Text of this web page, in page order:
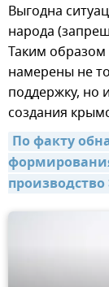
Выгодна
народа
Таким образом
намерены не
поддержку, но
создания
По факту
производство